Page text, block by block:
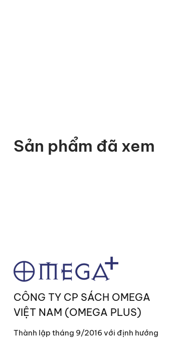
Sản phẩm đã xem
CÔNG TY CP SÁCH OMEGA
VIỆT NAM (OMEGA PLUS)
Thành lập tháng 9/2016 với định hướng